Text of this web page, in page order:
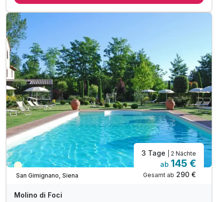
1 x Verkostung 3 Weine & Bruschette
inkl. Parkplatz beim Hotel
Teilweise ausgelastet
San Gimignano, Siena
3 Tage | 2 Nächte
ab 145 €
Gesamt ab 290 €
Molino di Foci